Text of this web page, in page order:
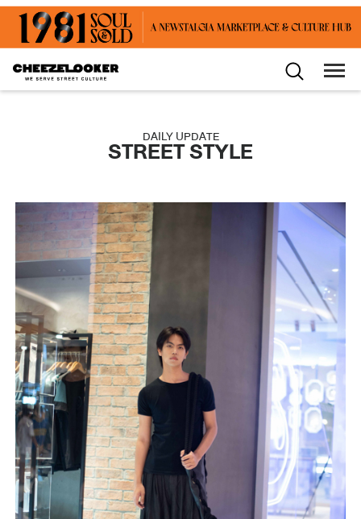
DAILY UPDATE
STREET STYLE